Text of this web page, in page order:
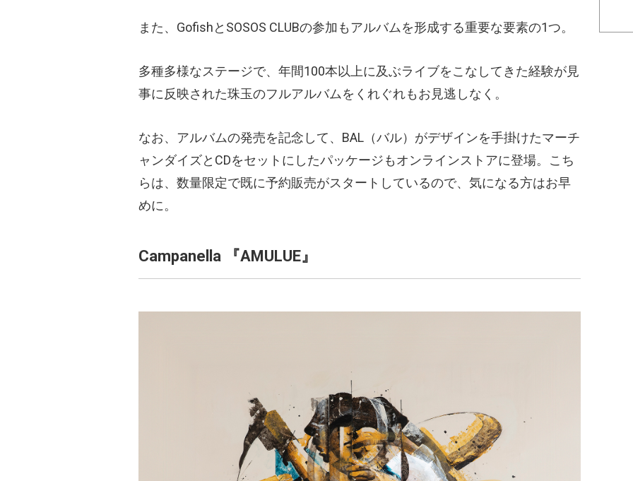
また、GofishとSOSOS CLUBの参加もアルバムを形成する重要な要素の1つ。
多種多様なステージで、年間100本以上に及ぶライブをこなしてきた経験が見
事に反映された珠玉のフルアルバムをくれぐれもお見逃しなく。
なお、アルバムの発売を記念して、BAL（バル）がデザインを手掛けたマーチ
ャンダイズとCDをセットにしたパッケージもオンラインストアに登場。こち
らは、数量限定で既に予約販売がスタートしているので、気になる方はお早
めに。
Campanella 『AMULUE』